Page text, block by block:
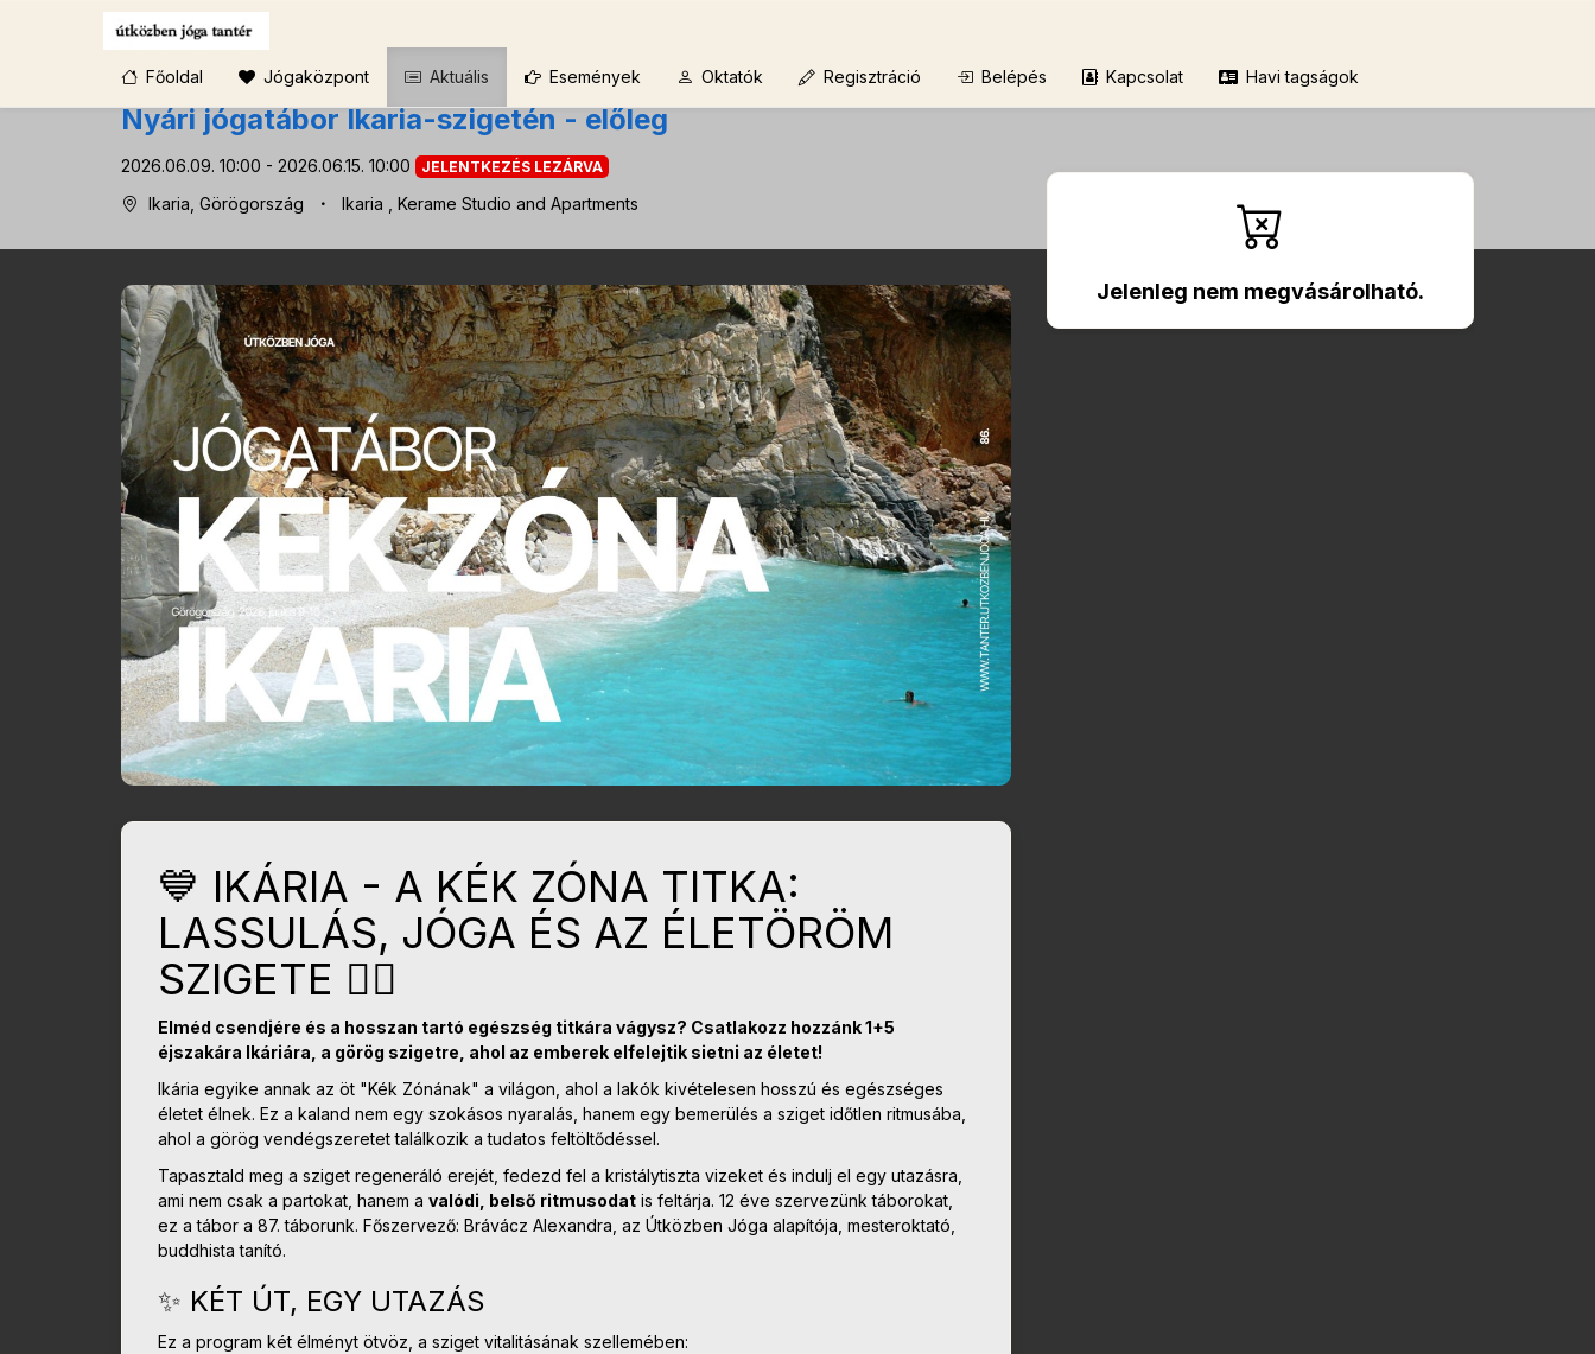
Főoldal Jógaközpont Aktuális Események Oktatók Regisztráció Belépés Kapcsolat Havi tagságok
Nyári jógatábor Ikaria-szigetén - előleg
2026.06.09. 10:00 - 2026.06.15. 10:00 JELENTKEZÉS LEZÁRVA
Ikaria, Görögország Ikaria , Kerame Studio and Apartments
💙 IKÁRIA - A KÉK ZÓNA TITKA:
LASSULÁS, JÓGA ÉS AZ ÉLETÖRÖM
SZIGETE 🧘‍♀️
Elméd csendjére és a hosszan tartó egészség titkára vágysz? Csatlakozz hozzánk 1+5
éjszakára Ikáriára, a görög szigetre, ahol az emberek elfelejtik sietni az életet!
Ikária egyike annak az öt "Kék Zónának" a világon, ahol a lakók kivételesen hosszú és egészséges
életet élnek. Ez a kaland nem egy szokásos nyaralás, hanem egy bemerülés a sziget időtlen ritmusába,
ahol a görög vendégszeretet találkozik a tudatos feltöltődéssel.
Tapasztald meg a sziget regeneráló erejét, fedezd fel a kristálytiszta vizeket és indulj el egy utazásra,
ami nem csak a partokat, hanem a valódi, belső ritmusodat is feltárja. 12 éve szervezünk táborokat,
ez a tábor a 87. táborunk. Főszervező: Brávácz Alexandra, az Útközben Jóga alapítója, mesteroktató,
buddhista tanító.
✨ KÉT ÚT, EGY UTAZÁS
Ez a program két élményt ötvöz, a sziget vitalitásának szellemében:
Jelenleg nem megvásárolható.